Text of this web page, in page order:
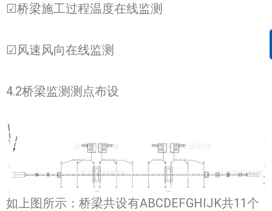
☑桥梁施工过程温度在线监测
☑风速风向在线监测
4.2桥梁监测测点布设
如上图所示：桥梁共设有ABCDEFGHIJK共11个